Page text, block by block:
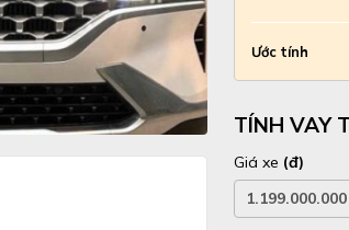
Ước tính
TÍNH VAY
Giá xe (đ)